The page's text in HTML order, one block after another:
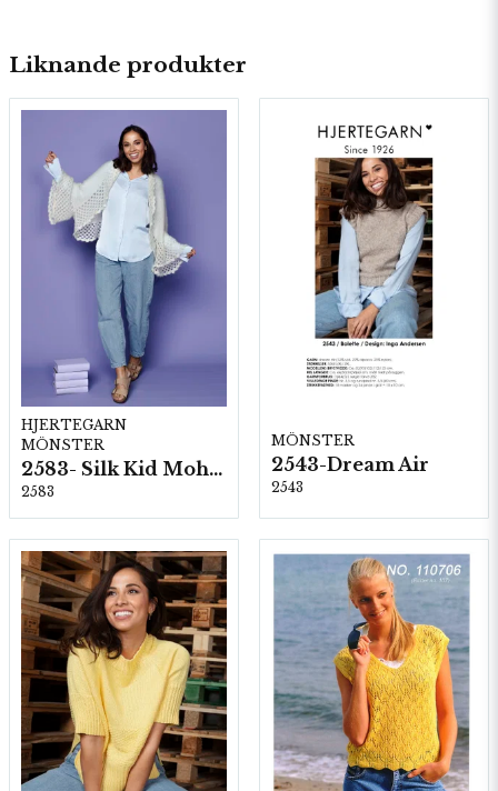
Liknande produkter
HJERTEGARN
MÖNSTER
2583- Silk Kid Mohair
2583
MÖNSTER
2543-Dream Air
2543